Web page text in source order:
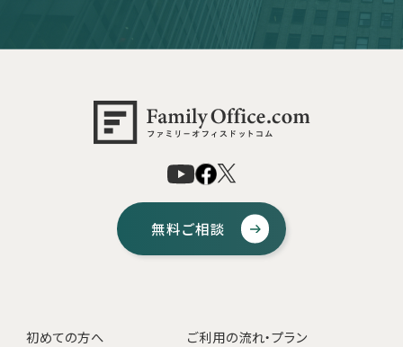
無料ご相談
初めての方へ
ご利用の流れ・プラン